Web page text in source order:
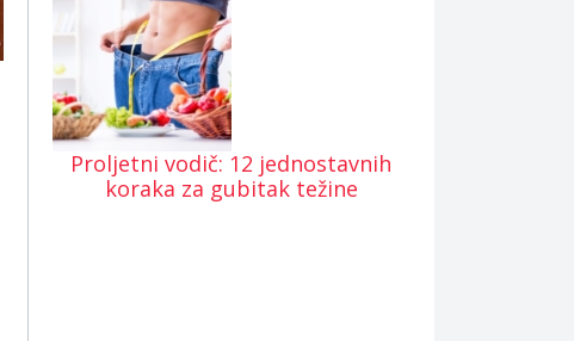
Proljetni vodič: 12 jednostavnih
koraka za gubitak težine